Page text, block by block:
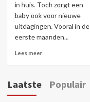
in huis. Toch zorgt een
baby ook voor nieuwe
uitdagingen. Vooral in de
eerste maanden...
Lees meer
Laatste Populair